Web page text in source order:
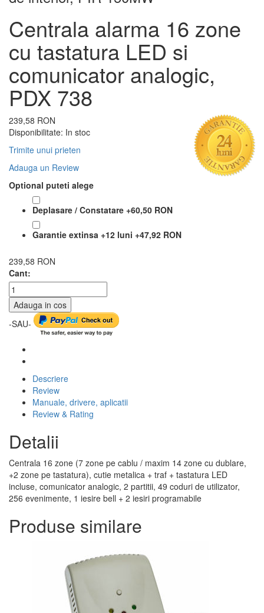
Centrala alarma 16 zone
cu tastatura LED si
comunicator analogic,
PDX 738
239,58 RON
Disponibilitate: In stoc
Trimite unui prieten
Adauga un Review
Optional puteti alege
Deplasare / Constatare +60,50 RON
Garantie extinsa +12 luni +47,92 RON
239,58 RON
Cant:
Adauga in cos
-SAU-
Descriere
Review
Manuale, drivere, aplicatii
Review & Rating
Detalii
Centrala 16 zone (7 zone pe cablu / maxim 14 zone cu dublare,
+2 zone pe tastatura), cutie metalica + traf + tastatura LED
incluse, comunicator analogic, 2 partitii, 49 coduri de utilizator,
256 evenimente, 1 iesire bell + 2 iesiri programabile
Produse similare